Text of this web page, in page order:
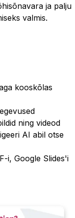
ja palju
valmis.
kooskõlas
ning videod
AI abil otse
i, Google Slides'i